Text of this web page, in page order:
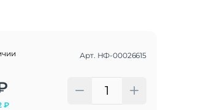
Арт. НФ-00026615
₽